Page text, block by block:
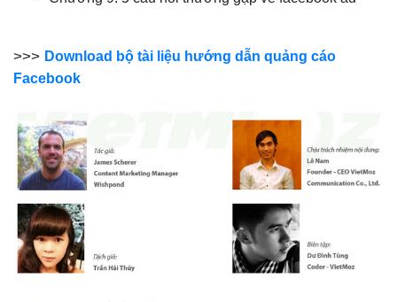
>>> Download bộ tài liệu hướng dẫn quảng cáo
Facebook